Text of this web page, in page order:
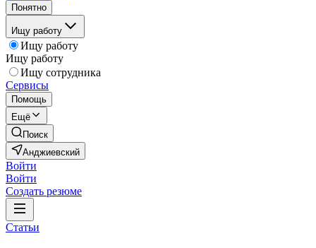
Понятно
Ищу работу
Ищу работу
Ищу работу
Ищу сотрудника
Сервисы
Помощь
Ещё
Поиск
Анджиевский
Войти
Войти
Создать резюме
Статьи